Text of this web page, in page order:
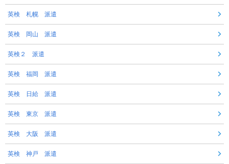
英検 札幌 派遣
英検 岡山 派遣
英検２ 派遣
英検 福岡 派遣
英検 日給 派遣
英検 東京 派遣
英検 大阪 派遣
英検 神戸 派遣